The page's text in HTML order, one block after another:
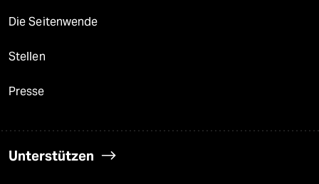
Die Seitenwende
Stellen
Presse
Unterstützen